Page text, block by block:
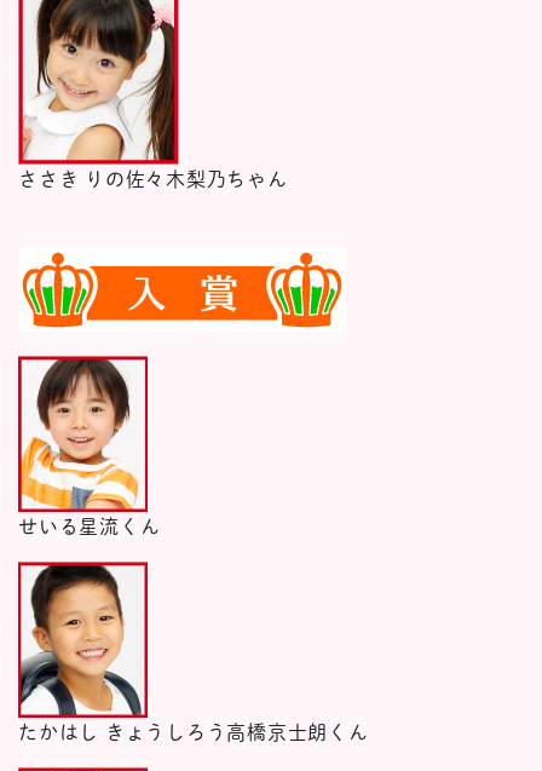
ささき りの佐々木梨乃ちゃん
せいる 星流くん
たかはし きょうしろう 高橋京士朗くん